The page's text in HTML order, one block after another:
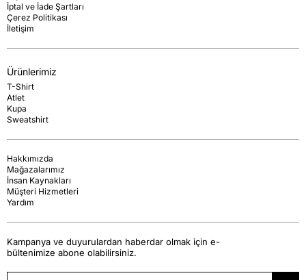
İptal ve İade Şartları
Çerez Politikası
İletişim
Ürünlerimiz
T-Shirt
Atlet
Kupa
Sweatshirt
Hakkımızda
Mağazalarımız
İnsan Kaynakları
Müşteri Hizmetleri
Yardım
Kampanya ve duyurulardan haberdar olmak için e-
bültenimize abone olabilirsiniz.